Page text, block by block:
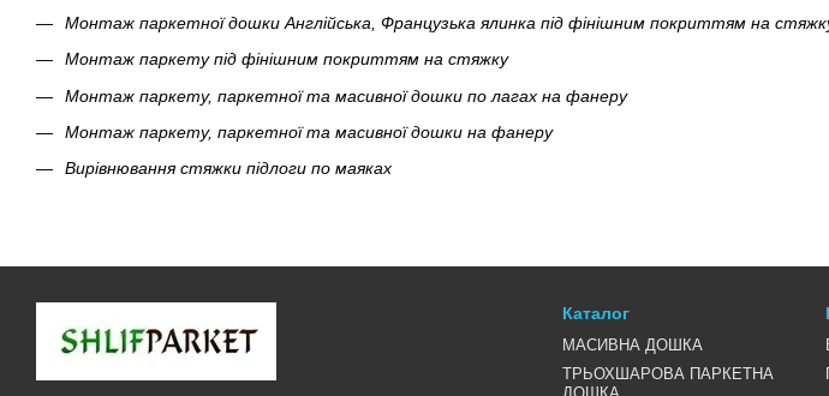
Монтаж паркетної дошки Англійська, Французька ялинка під фінішним покриттям на
Монтаж паркету під фінішним покриттям на стяжку
Монтаж паркету, паркетної та масивної дошки по лагах на фанеру
Монтаж паркету, паркетної та масивної дошки на фанеру
Вирівнювання стяжки підлоги по маяках
Каталог
МАСИВНА ДОШКА
ТРЬОХШАРОВА ПАРКЕТНА